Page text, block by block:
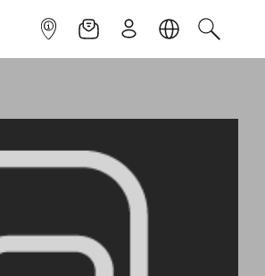
INFOPOINTNEWSLETTER
ISCRIVITILINGUACERCA